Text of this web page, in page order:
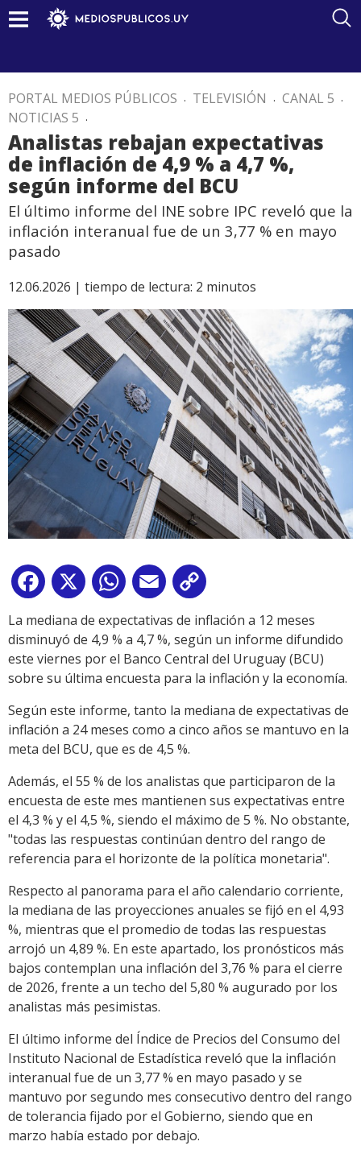
PORTAL MEDIOS PÚBLICOS . TELEVISIÓN . CANAL 5 .
NOTICIAS 5 .
Analistas rebajan expectativas
de inflación de 4,9 % a 4,7 %,
según informe del BCU
El último informe del INE sobre IPC reveló que la
inflación interanual fue de un 3,77 % en mayo
pasado
12.06.2026 | tiempo de lectura: 2 minutos
Facebook
X WhatsApp
Email
Link
La mediana de expectativas de inflación a 12 meses
disminuyó de 4,9 % a 4,7 %, según un informe difundido
este viernes por el Banco Central del Uruguay (BCU)
sobre su última encuesta para la inflación y la economía.
Según este informe, tanto la mediana de expectativas de
inflación a 24 meses como a cinco años se mantuvo en la
meta del BCU, que es de 4,5 %.
Además, el 55 % de los analistas que participaron de la
encuesta de este mes mantienen sus expectativas entre
el 4,3 % y el 4,5 %, siendo el máximo de 5 %. No obstante,
"todas las respuestas continúan dentro del rango de
referencia para el horizonte de la política monetaria".
Respecto al panorama para el año calendario corriente,
la mediana de las proyecciones anuales se fijó en el 4,93
%, mientras que el promedio de todas las respuestas
arrojó un 4,89 %. En este apartado, los pronósticos más
bajos contemplan una inflación del 3,76 % para el cierre
de 2026, frente a un techo del 5,80 % augurado por los
analistas más pesimistas.
El último informe del Índice de Precios del Consumo del
Instituto Nacional de Estadística reveló que la inflación
interanual fue de un 3,77 % en mayo pasado y se
mantuvo por segundo mes consecutivo dentro del rango
de tolerancia fijado por el Gobierno, siendo que en
marzo había estado por debajo.